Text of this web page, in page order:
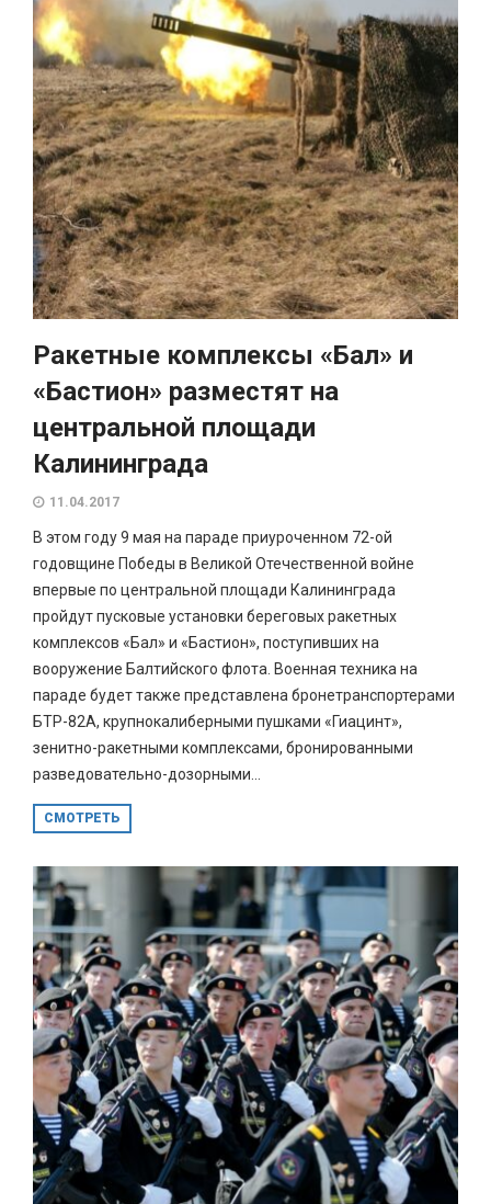
Ракетные комплексы «Бал» и
«Бастион» разместят на
центральной площади
Калининграда
11.04.2017
В этом году 9 мая на параде приуроченном 72-ой
годовщине Победы в Великой Отечественной войне
впервые по центральной площади Калининграда
пройдут пусковые установки береговых ракетных
комплексов «Бал» и «Бастион», поступивших на
вооружение Балтийского флота. Военная техника на
параде будет также представлена бронетранспортерами
БТР-82А, крупнокалиберными пушками «Гиацинт»,
зенитно-ракетными комплексами, бронированными
разведовательно-дозорными...
СМОТРЕТЬ